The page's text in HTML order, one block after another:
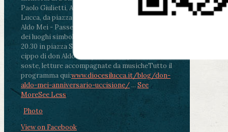
Paolo Giulietti, Arcivescovo di Lucca
ore 20.30 -
Lucca, da piazza San Michele al Cippo di don
Aldo Mei - Passeggiata della Memoria in alcuni
dei luoghi simbolo della città. Ritrovo alle ore
20.30 in piazza San Michele con conclusione al
cippo di don Aldo Mei (Porta Elisa). Durante le
soste, letture accompagnate da musicheTutto il
programma qui:www.diocesilucca.it/blog/don-
aldo-mei-anniversario-uccisione/ ... See
MoreSee Less
Photo
View on Facebook